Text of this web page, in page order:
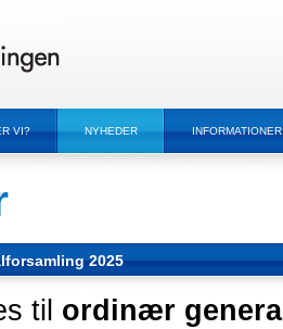
VI? NYHEDER INFORMATIONER
2025
til ordinær